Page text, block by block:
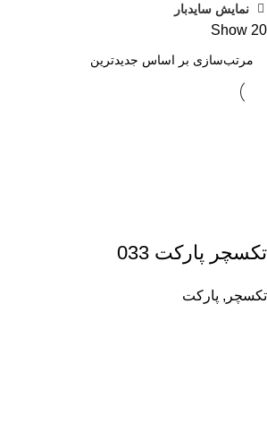
نمایش سایدبار
Show 20
تکسچر پارکت 033
تکسچر , پارکت